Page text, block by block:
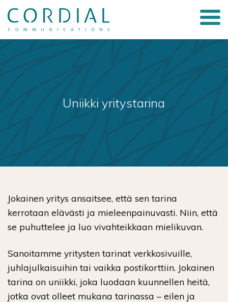
Uniikki yritystarina
Jokainen yritys ansaitsee, että sen tarina
kerrotaan elävästi ja mieleenpainuvasti. Niin, että
se puhuttelee ja luo vivahteikkaan mielikuvan.
Sanoitamme yritysten tarinat verkkosivuille,
juhlajulkaisuihin tai vaikka postikorttiin. Jokainen
tarina on uniikki, joka luodaan kuunnellen heitä,
jotka ovat olleet mukana tarinassa – eilen ja